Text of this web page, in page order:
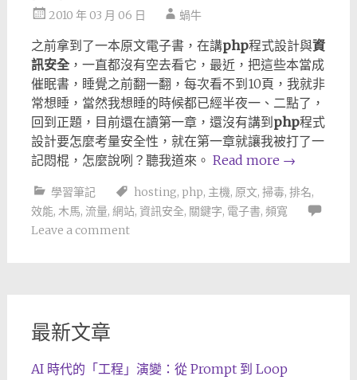
2010 年 03 月 06 日 蝸牛
之前拿到了一本原文電子書，在講php程式設計與資
訊安全，一直都沒有空去看它，最近，把這些本當成
催眠書，睡覺之前翻一翻，每次看不到10頁，我就非
常想睡，當然我想睡的時候都已經半夜一、二點了，
回到正題，目前還在讀第一章，還沒有講到 php程式
設計要怎麼考量安全性，就在第一章就讓我被打了一
記悶棍，怎麼說咧？聽我道來。 Read more →
學習筆記 hosting, php, 主機, 原文, 掃毒, 排名,
效能, 木馬, 流量, 網站, 資訊安全, 關鍵字, 電子書, 頻寬
Leave a comment
最新文章
AI 時代的「工程」演變：從 Prompt 到 Loop